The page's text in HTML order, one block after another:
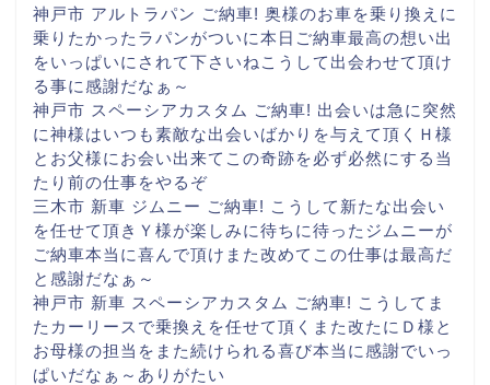
神戸市 アルトラパン ご納車! 奥様のお車を乗り換えに
乗りたかったラパンがついに本日ご納車最高の想い出
をいっぱいに されて下さいね こうして出会わせて頂け
る事に感謝だなぁ～
神戸市 スペーシアカスタム ご納車! 出会いは急に 突然
に神様はいつも素敵な出会いばかりを与えて頂く Ｈ様
とお父様にお会い出来て この奇跡を必ず必然にする当
たり前の仕事をやるぞ
三木市 新車 ジムニー ご納車! こうして新たな出会い
を任せて頂き Ｙ様が楽しみに待ちに待ったジムニーが
ご納車本当に喜んで頂け また改めてこの仕事は最高だ
と 感謝だなぁ～
神戸市 新車 スペーシアカスタム ご納車! こうしてま
た カーリースで乗換えを任せて頂く また改たに Ｄ様と
お母様の担当をまた続けられる喜び本当に感謝でいっ
ぱいだなぁ～ ありがたい